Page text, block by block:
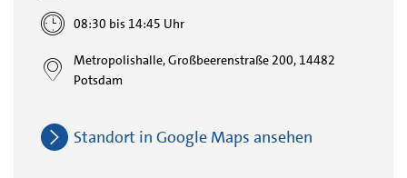
08:30 bis 14:45 Uhr
Metropolishalle, Großbeerenstraße 200, 14482
Potsdam
Standort in Google Maps ansehen